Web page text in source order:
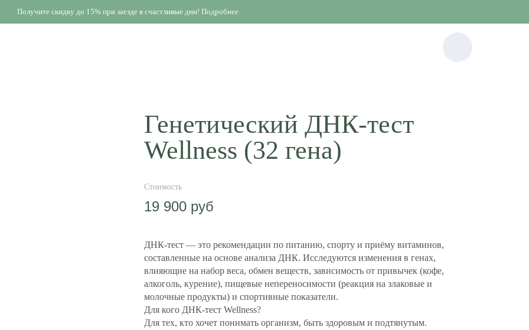
Получите скидку до 15% при заезде в счастливые дни! Подробнее
Генетический ДНК-тест
Wellness (32 гена)
19 900 руб
ДНК-тест — это рекомендации по питанию, спорту и приёму витаминов,
составленные на основе анализа ДНК. Исследуются изменения в генах,
влияющие на набор веса, обмен веществ, зависимость от привычек (кофе,
алкоголь, курение), пищевые непереносимости (реакция на злаковые и
молочные продукты) и спортивные показатели.
Для кого ДНК-тест Wellness?
Для тех, кто хочет понимать организм, быть здоровым и подтянутым.